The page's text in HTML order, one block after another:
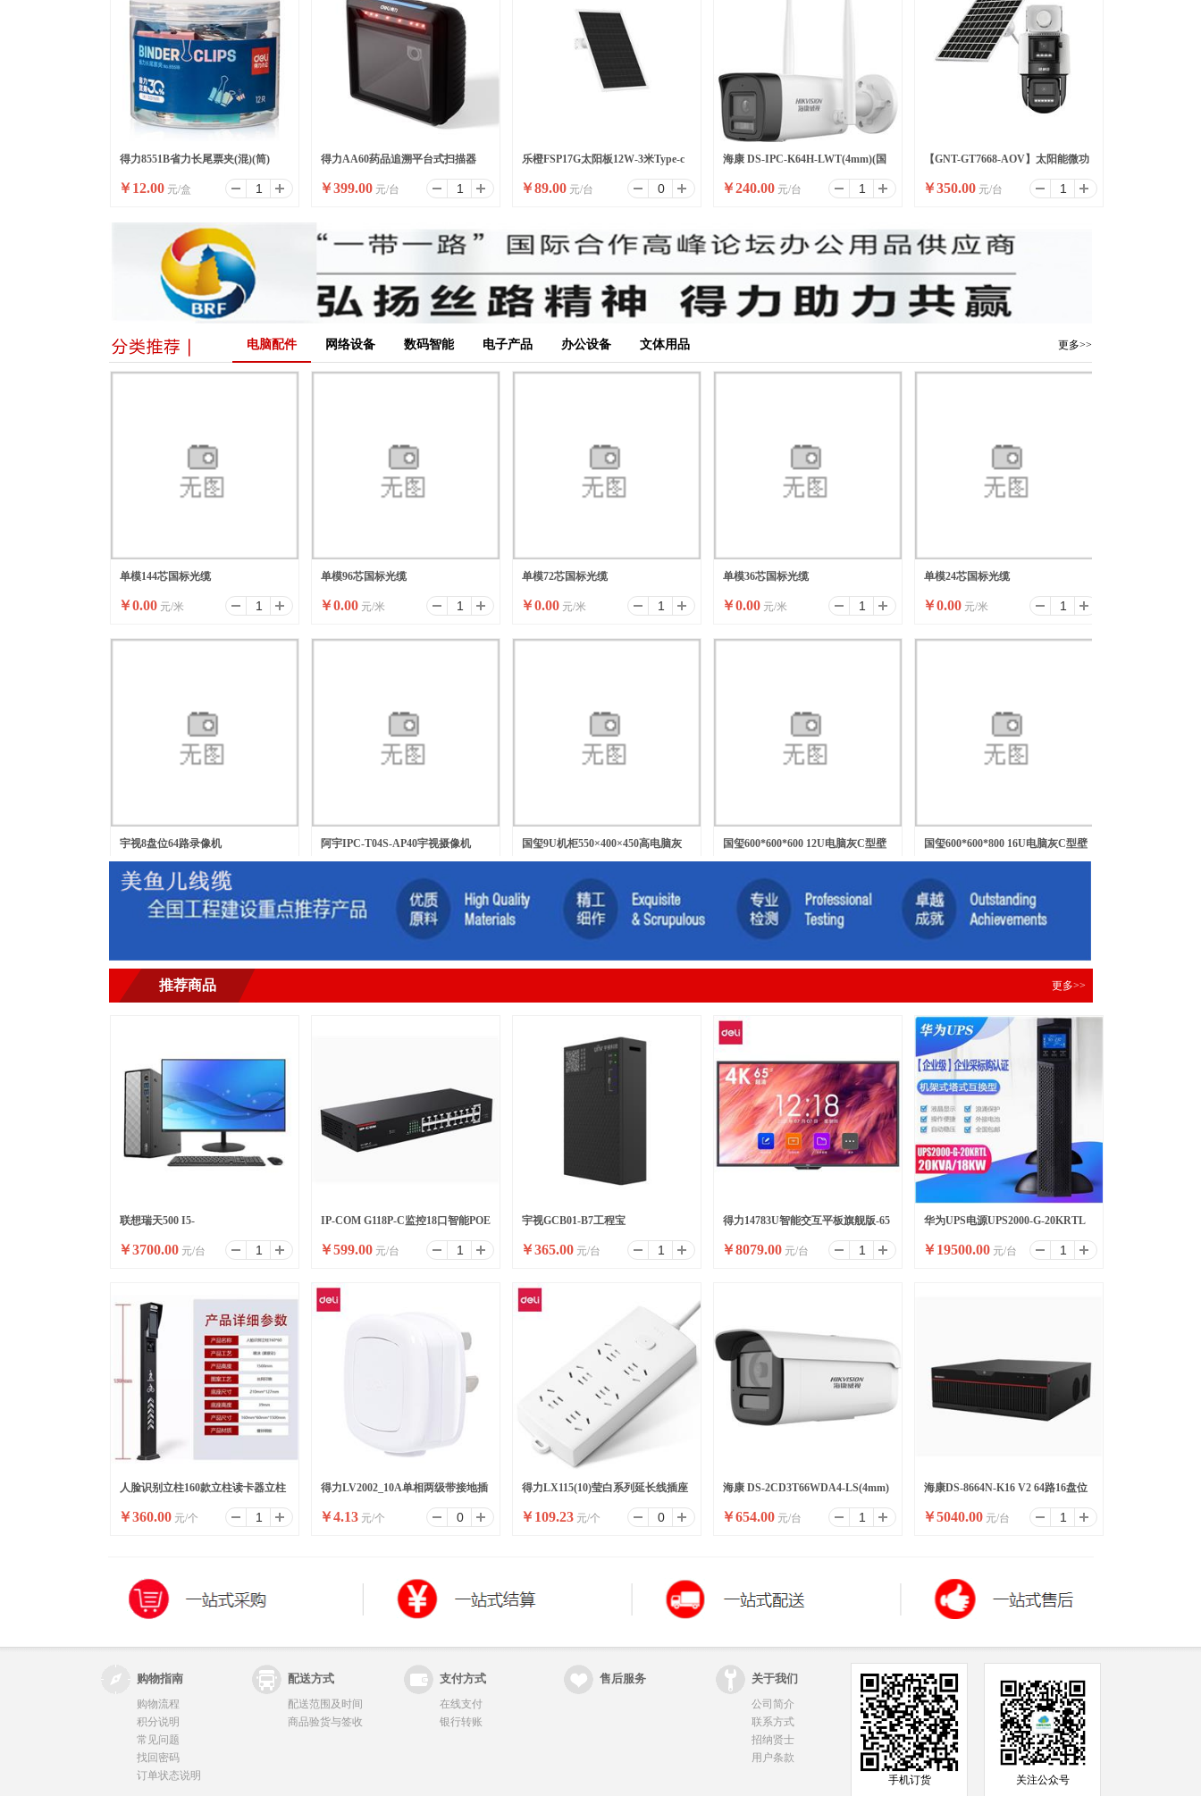
得力8551B省力长尾票夹(混)(筒)
￥12.00 元/盒
得力AA60药品追溯平台式扫描器
(黑)(台)
￥399.00 元/台
乐橙FSP17G太阳板12W-3米Type-c
口太阳能面板
￥89.00 元/台
海康 DS-IPC-K64H-LWT(4mm)(国
内标配)
￥240.00 元/台
【GNT-GT7668-AOV】太阳能微功
耗双光警戒枪球联动4G球机/6
￥350.00 元/台
电脑配件 网络设备 数码智能 电子产品 办公设备 文体用品 更多>>
单模144芯国标光缆
￥0.00 元/米
单模96芯国标光缆
￥0.00 元/米
单模72芯国标光缆
￥0.00 元/米
单模36芯国标光缆
￥0.00 元/米
单模24芯国标光缆
￥0.00 元/米
宇视8盘位64路录像机
￥0.00元/台
阿宇IPC-T04S-AP40宇视摄像机 国玺9U机柜550×400×450高电脑灰 国玺600*600*600 12U电脑灰C型壁
挂网络机柜
国玺600*600*800 16U电脑灰C型壁
挂网络机柜
推荐商品 更多>>
联想瑞天500 I5-
13500HX/16G/512SSD/WIFI/8
￥3700.00 元/台
IP-COM G118P-C监控18口智能POE
高功率全千兆交换机
￥599.00 元/台
宇视GCB01-B7工程宝
￥365.00 元/台
得力14783U智能交互平板旗舰版-65
英寸裸产品(黑)(个)
￥8079.00 元/台
华为UPS电源UPS2000-G-20KRTL
在线式防断电电源UPS电源
￥19500.00 元/台
人脸识别立柱160款立柱读卡器立柱
刷卡器立柱按钮立柱
￥360.00 元/个
得力LV2002_10A单相两级带接地插
头_彩盒装(白)(10/盒)
￥4.13 元/个
得力LX115(10)莹白系列延长线插座
_6组_10米_PE袋装(白)(个)
￥109.23 元/个
海康 DS-2CD3T66WDA4-LS(4mm)
(国内标配)
￥654.00 元/台
海康DS-8664N-K16 V2 64路16盘位
录像机
￥5040.00 元/台
购物指南 配送方式 支付方式 售后服务 关于我们
购物流程
积分说明
常见问题
找回密码
订单状态说明
配送范围及时间
商品验货与签收
在线支付
银行转账
公司简介
联系方式
招纳贤士
用户条款
手机订货
关注公众号